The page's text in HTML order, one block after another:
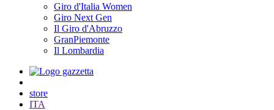
Giro d'Italia Women
Giro Next Gen
Il Giro d'Abruzzo
GranPiemonte
Il Lombardia
store
ITA